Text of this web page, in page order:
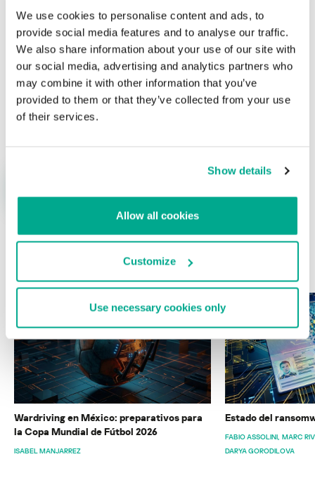
We use cookies to personalise content and ads, to
provide social media features and to analyse our traffic.
We also share information about your use of our site with
our social media, advertising and analytics partners who
may combine it with other information that you’ve
provided to them or that they’ve collected from your use
of their services.
Show details
Allow all cookies
Customize
Use necessary cookies only
Nombre*
ÚLTIMAS PUBLICACIONES
Wardriving en México: preparativos para
la Copa Mundial de Fútbol 2026
ISABEL MANJARREZ
Estado del
FABIO ASSOLINI MARC
DARYA GORODILOVA